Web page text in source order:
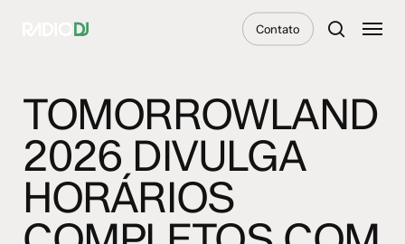
Contato
search
Menu
TOMORROWLAND
2026 DIVULGA
HORÁRIOS